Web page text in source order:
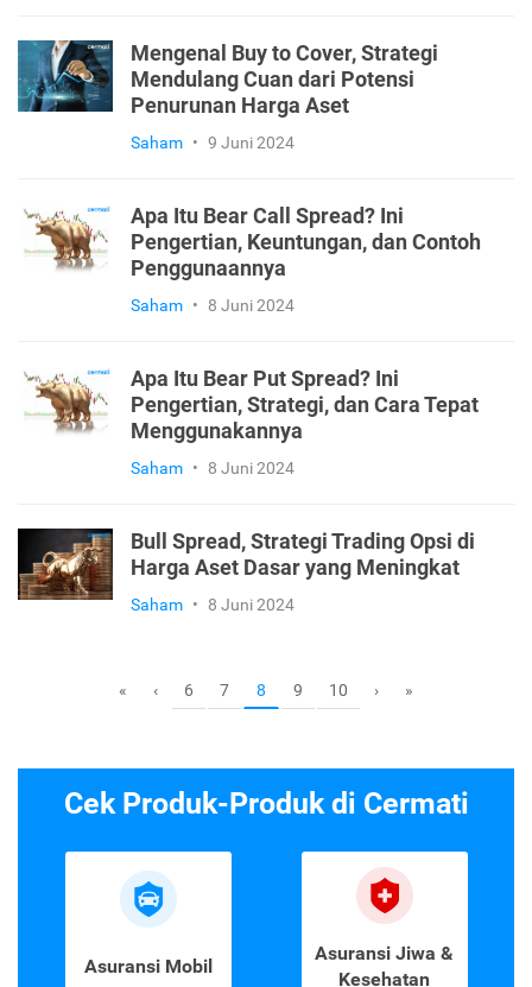
Mengenal Buy to Cover, Strategi
Mendulang Cuan dari Potensi
Penurunan Harga Aset
Saham • 9 Juni 2024
Apa Itu Bear Call Spread? Ini
Pengertian, Keuntungan, dan Contoh
Penggunaannya
Saham • 8 Juni 2024
Apa Itu Bear Put Spread? Ini
Pengertian, Strategi, dan Cara Tepat
Menggunakannya
Saham • 8 Juni 2024
Bull Spread, Strategi Trading Opsi di
Harga Aset Dasar yang Meningkat
Saham • 8 Juni 2024
« ‹ 6 7 8 9 10 › »
Cek Produk-Produk di Cermati
Asuransi Mobil
Asuransi Jiwa &
Kesehatan